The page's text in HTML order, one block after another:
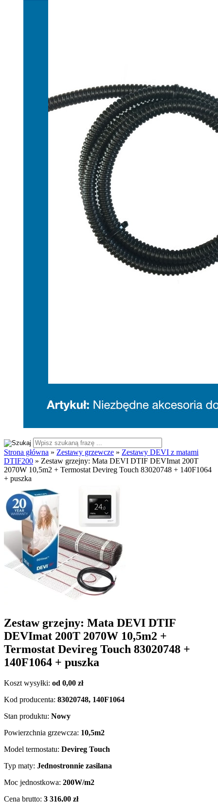
Strona główna » Zestawy grzewcze » Zestawy DEVI z matami
DTIF200 » Zestaw grzejny: Mata DEVI DTIF DEVImat 200T
2070W 10,5m2 + Termostat Devireg Touch 83020748 + 140F1064
+ puszka
Zestaw grzejny: Mata DEVI DTIF
DEVImat 200T 2070W 10,5m2 +
Termostat Devireg Touch 83020748 +
140F1064 + puszka
Koszt wysyłki: od 0,00 zł
Kod producenta: 83020748, 140F1064
Stan produktu: Nowy
Powierzchnia grzewcza: 10,5m2
Model termostatu: Devireg Touch
Typ maty: Jednostronnie zasilana
Moc jednostkowa: 200W/m2
Cena brutto: 3 316,00 zł